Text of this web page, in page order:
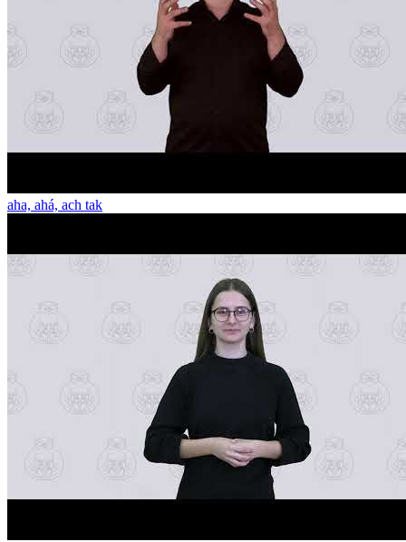
aha, ahá, ach tak